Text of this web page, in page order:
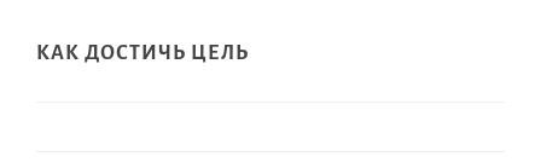
КАК ДОСТИЧЬ ЦЕЛЬ